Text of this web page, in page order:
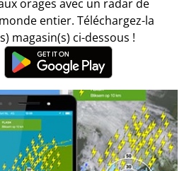
orages avec un radar de
entier. Téléchargez-la
magasin(s) ci-dessous !